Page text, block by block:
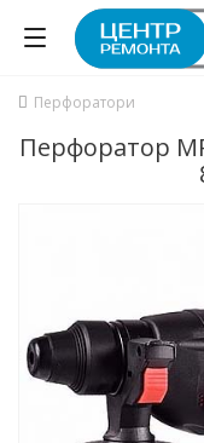
Перфоратори
Перфоратор